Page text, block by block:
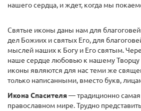
нашего сердца, и ждет, когда мы
Святые иконы даны нам для
дел Божиих и святых Его, для
мыслей наших к Богу и Его святым.
наше сердце любовью к нашему Творцу
иконы являются для нас теми же
только написанными, вместо букв,
Икона Спасителя— традиционно самая
православном мире. Трудно